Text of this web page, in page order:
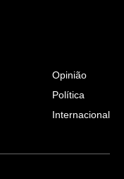
Opinião
Política
Internacional